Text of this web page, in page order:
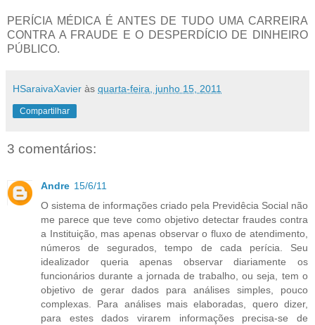
PERÍCIA MÉDICA É ANTES DE TUDO UMA CARREIRA
CONTRA A FRAUDE E O DESPERDÍCIO DE DINHEIRO
PÚBLICO.
HSaraivaXavier às quarta-feira, junho 15, 2011
Compartilhar
3 comentários:
Andre 15/6/11
O sistema de informações criado pela Previdêcia Social não
me parece que teve como objetivo detectar fraudes contra
a Instituição, mas apenas observar o fluxo de atendimento,
números de segurados, tempo de cada perícia. Seu
idealizador queria apenas observar diariamente os
funcionários durante a jornada de trabalho, ou seja, tem o
objetivo de gerar dados para análises simples, pouco
complexas. Para análises mais elaboradas, quero dizer,
para estes dados virarem informações precisa-se de